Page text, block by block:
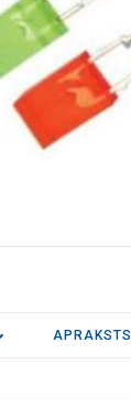
APRAKSTS